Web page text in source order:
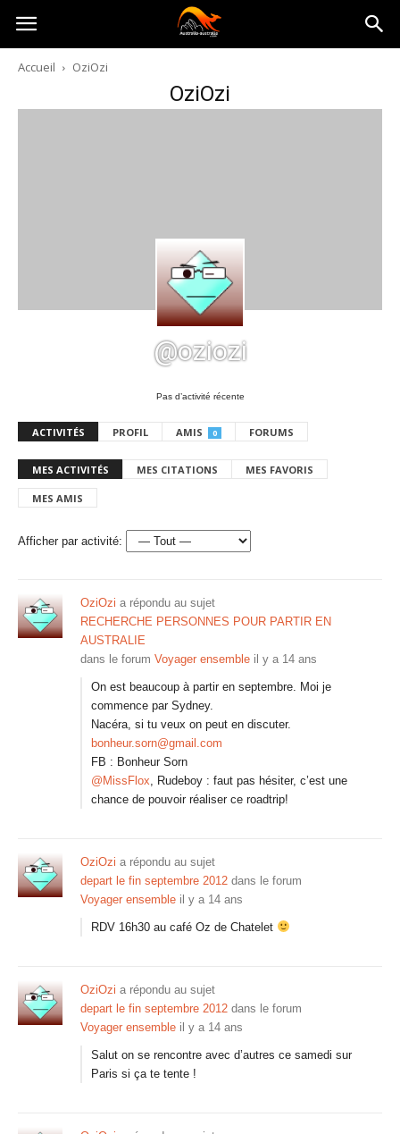
Australia-
australie.com
Accueil OziOzi
OziOzi
@oziozi
Pas d’activité récente
ACTIVITÉS PROFIL AMIS 0 FORUMS
MES ACTIVITÉS MES CITATIONS MES FAVORIS
MES AMIS
Afficher par activité:
OziOzi a répondu au sujet
RECHERCHE PERSONNES POUR PARTIR EN
AUSTRALIE
dans le forum Voyager ensemble il y a 14 ans
On est beaucoup à partir en septembre. Moi je
commence par Sydney.
Nacéra, si tu veux on peut en discuter.
bonheur.sorn@gmail.com
FB : Bonheur Sorn
@MissFlox, Rudeboy : faut pas hésiter, c’est une
chance de pouvoir réaliser ce roadtrip!
OziOzi a répondu au sujet
depart le fin septembre 2012 dans le forum
Voyager ensemble il y a 14 ans
RDV 16h30 au café Oz de Chatelet
OziOzi a répondu au sujet
depart le fin septembre 2012 dans le forum
Voyager ensemble il y a 14 ans
Salut on se rencontre avec d’autres ce samedi sur
Paris si ça te tente !